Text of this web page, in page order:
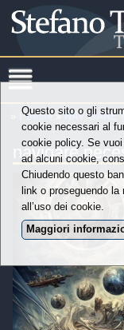
Poesie »NAVIGARE
navigare
Questo sito o gli
cookie necessari al
cookie policy. Se
ad alcuni cookie,
Chiudendo questo
link o proseguendo
all’uso dei cookie.
Maggiori